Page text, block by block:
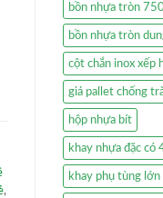
,
bồn nhựa tròn
bồn nhựa tròn
cột chắn inox xếp
giá pallet chống
hộp nhựa bít
khay nhựa đặc có
khay phụ tùng